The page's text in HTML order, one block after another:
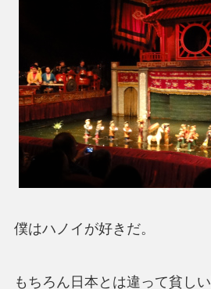
僕はハノイが好きだ。
もちろん日本とは違って貧し